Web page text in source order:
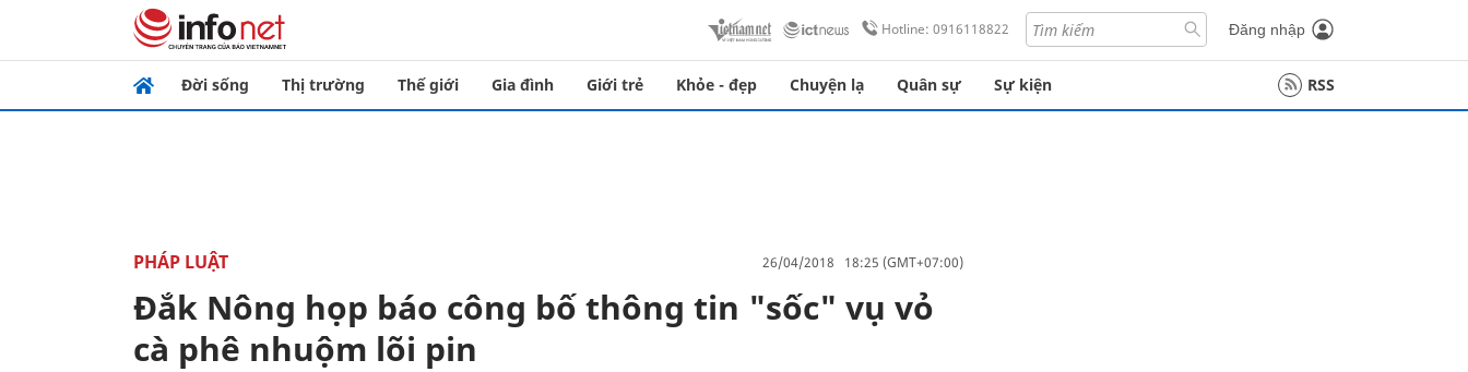
Hotline: 0916118822 Đăng nhập
Đời sống Thị trường Thế giới Gia đình Giới trẻ Khỏe - đẹp Chuyện lạ Quân sự Sự kiện RSS
PHÁP LUẬT 26/04/2018 18:25 (GMT+07:00)
Đắk Nông họp báo công bố thông tin "sốc" vụ vỏ
cà phê nhuộm lõi pin